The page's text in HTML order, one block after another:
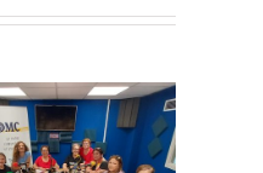
¡Este taller de